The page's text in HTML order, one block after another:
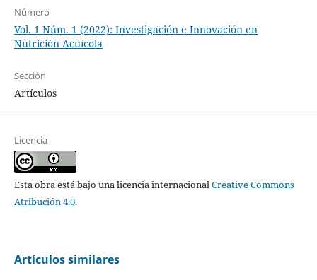
Número
Vol. 1 Núm. 1 (2022): Investigación e Innovación en
Nutrición Acuícola
Sección
Artículos
Licencia
Esta obra está bajo una licencia internacionalCreative Commons
Atribución 4.0.
Artículos similares